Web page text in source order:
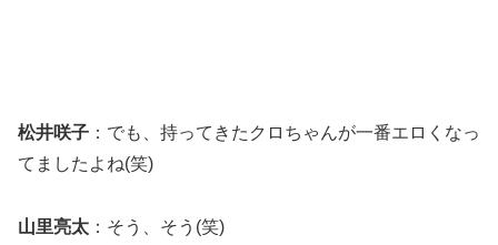
松井咲子 ：でも、持ってきたクロちゃんが一番エロくなっ
てましたよね(笑)
山里亮太 ：そう、そう(笑)